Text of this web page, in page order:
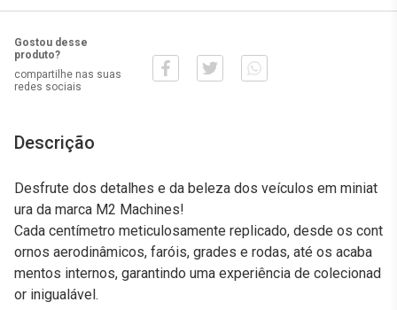
Gostou desse
produto?
compartilhe nas suas
redes sociais
Descrição
Desfrute dos detalhes e da beleza dos veículos em miniat
ura da marca M2 Machines!
Cada centímetro meticulosamente replicado, desde os cont
ornos aerodinâmicos, faróis, grades e rodas, até os acaba
mentos internos, garantindo uma experiência de colecionad
or inigualável.